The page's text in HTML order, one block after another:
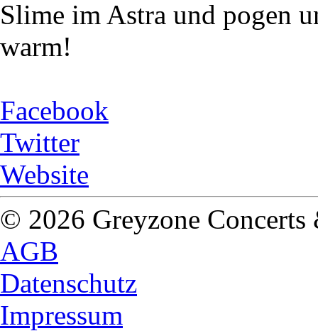
Slime im Astra und pogen
warm!
Facebook
Twitter
Website
© 2026 Greyzone
AGB
Datenschutz
Impressum